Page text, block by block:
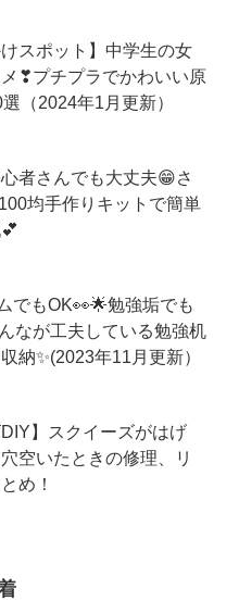
けスポット】中学生の女
❣プチプラでかわいい原
（2024年1月更新）
心者さんでも大丈夫😁さ
均手作りキットで簡単
でもOK👀🌟勉強垢でも
なが工夫している勉強机
納✨(2023年11月更新）
DIY】スクイーズがはげ
空いたときの修理、リ
め！